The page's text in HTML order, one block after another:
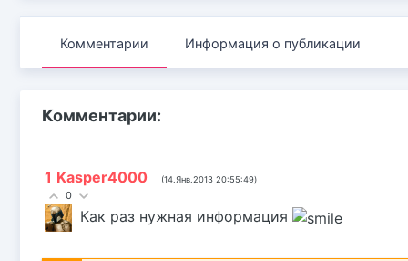
Комментарии Информация о публикации
Комментарии:
1 Kasper4000 (14.Янв.2013 20:55:49)
0
Как раз нужная информация